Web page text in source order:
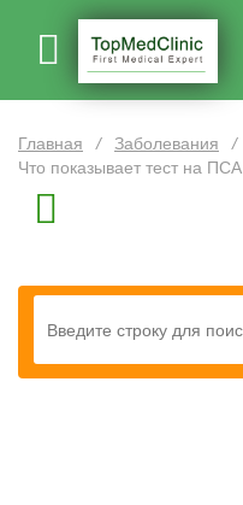
Главная / Заболевания /
Что показывает тест на ПСА